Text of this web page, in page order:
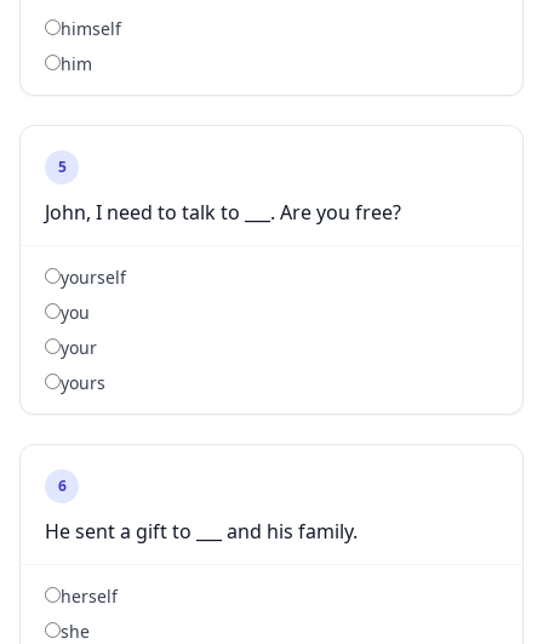
himself
him
5
John, I need to talk to ___. Are you free?
yourself
you
your
yours
6
He sent a gift to ___ and his family.
herself
she